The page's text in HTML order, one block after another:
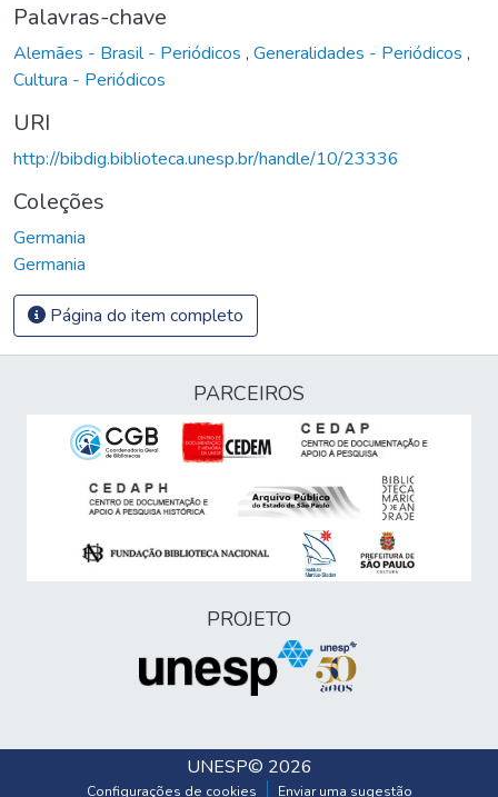
Palavras-chave
Alemães - Brasil - Periódicos , Generalidades - Periódicos ,
Cultura - Periódicos
URI
http://bibdig.biblioteca.unesp.br/handle/10/23336
Coleções
Germania
Germania
Página do item completo
PARCEIROS
PROJETO
UNESP© 2026
Configurações de cookies Enviar uma sugestão